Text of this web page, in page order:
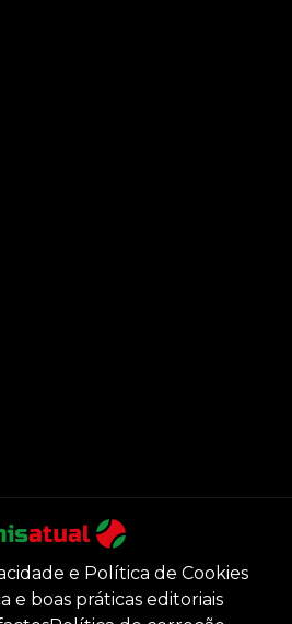
e Política de Cookies
e boas práticas editoriais